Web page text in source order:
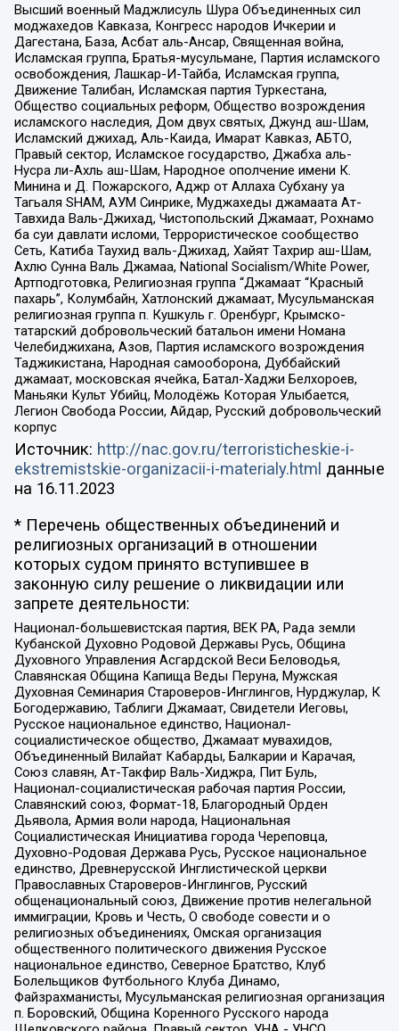
Высший военный Маджлисуль Шура Объединенных сил
моджахедов Кавказа, Конгресс народов Ичкерии и
Дагестана, База, Асбат аль-Ансар, Священная война,
Исламская группа, Братья-мусульмане, Партия исламского
освобождения, Лашкар-И-Тайба, Исламская группа,
Движение Талибан, Исламская партия Туркестана,
Общество социальных реформ, Общество возрождения
исламского наследия, Дом двух святых, Джунд аш-Шам,
Исламский джихад, Аль-Каида, Имарат Кавказ, АБТО,
Правый сектор, Исламское государство, Джабха аль-
Нусра ли-Ахль аш-Шам, Народное ополчение имени К.
Минина и Д. Пожарского, Аджр от Аллаха Субхану уа
Тагьаля SHAM, АУМ Синрике, Муджахеды джамаата Ат-
Тавхида Валь-Джихад, Чистопольский Джамаат, Рохнамо
ба суи давлати исломи, Террористическое сообщество
Сеть, Катиба Таухид валь-Джихад, Хайят Тахрир аш-Шам,
Ахлю Сунна Валь Джамаа, National Socialism/White Power,
Артподготовка, Религиозная группа “Джамаат “Красный
пахарь”, Колумбайн, Хатлонский джамаат, Мусульманская
религиозная группа п. Кушкуль г. Оренбург, Крымско-
татарский добровольческий батальон имени Номана
Челебиджихана, Азов, Партия исламского возрождения
Таджикистана, Народная самооборона, Дуббайский
джамаат, московская ячейка, Батал-Хаджи Белхороев,
Маньяки Культ Убийц, Молодёжь Которая Улыбается,
Легион Свобода России, Айдар, Русский добровольческий
корпус
Источник: http://nac.gov.ru/terroristicheskie-i-
ekstremistskie-organizacii-i-materialy.html данные
на 16.11.2023
* Перечень общественных объединений и
религиозных организаций в отношении
которых судом принято вступившее в
законную силу решение о ликвидации или
запрете деятельности:
Национал-большевистская партия, ВЕК РА, Рада земли
Кубанской Духовно Родовой Державы Русь, Община
Духовного Управления Асгардской Веси Беловодья,
Славянская Община Капища Веды Перуна, Мужская
Духовная Семинария Староверов-Инглингов, Нурджулар, К
Богодержавию, Таблиги Джамаат, Свидетели Иеговы,
Русское национальное единство, Национал-
социалистическое общество, Джамаат мувахидов,
Объединенный Вилайат Кабарды, Балкарии и Карачая,
Союз славян, Ат-Такфир Валь-Хиджра, Пит Буль,
Национал-социалистическая рабочая партия России,
Славянский союз, Формат-18, Благородный Орден
Дьявола, Армия воли народа, Национальная
Социалистическая Инициатива города Череповца,
Духовно-Родовая Держава Русь, Русское национальное
единство, Древнерусской Инглистической церкви
Православных Староверов-Инглингов, Русский
общенациональный союз, Движение против нелегальной
иммиграции, Кровь и Честь, О свободе совести и о
религиозных объединениях, Омская организация
общественного политического движения Русское
национальное единство, Северное Братство, Клуб
Болельщиков Футбольного Клуба Динамо,
Файзрахманисты, Мусульманская религиозная организация
п. Боровский, Община Коренного Русского народа